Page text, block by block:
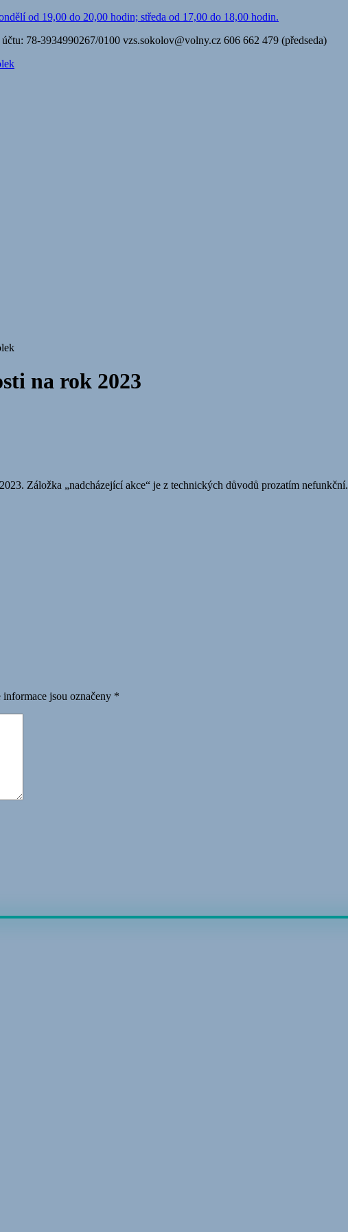
od 19,00 do 20,00 hodin; středa od 17,00 do 18,00 hodin.
78-3934990267/0100 vzs.sokolov@volny.cz 606 662 479 (předseda)
na rok 2023
Záložka „nadcházející akce“ je z technických důvodů prozatím nefunkční.
informace jsou označeny *